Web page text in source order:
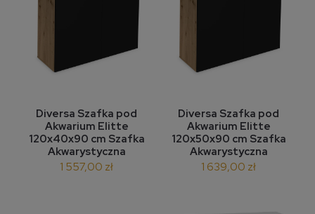
Diversa Szafka pod
Akwarium Elitte
120x40x90 cm Szafka
Akwarystyczna
1 557,00 zł
Diversa Szafka pod
Akwarium Elitte
120x50x90 cm Szafka
Akwarystyczna
1 639,00 zł